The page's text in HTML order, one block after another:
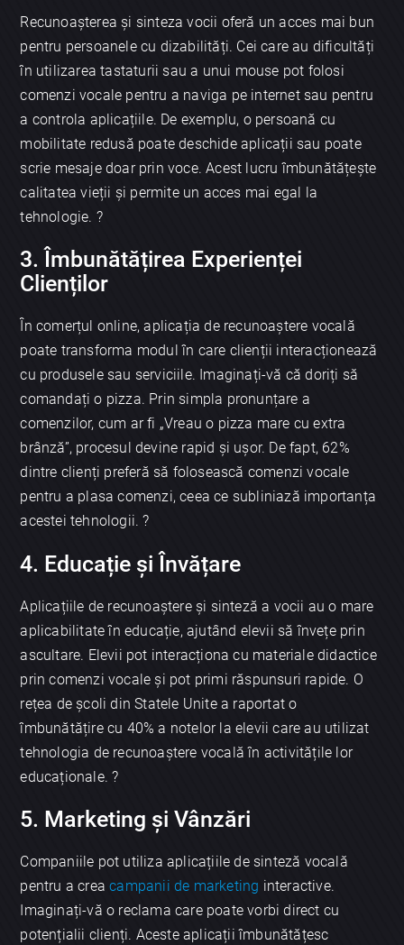
Recunoașterea și sinteza vocii oferă un acces mai bun
pentru persoanele cu dizabilități. Cei care au dificultăți
în utilizarea tastaturii sau a unui mouse pot folosi
comenzi vocale pentru a naviga pe internet sau pentru
a controla aplicațiile. De exemplu, o persoană cu
mobilitate redusă poate deschide aplicații sau poate
scrie mesaje doar prin voce. Acest lucru îmbunătățește
calitatea vieții și permite un acces mai egal la
tehnologie. ?
3. Îmbunătățirea Experienței
Clienților
În comerțul online, aplicația de recunoaștere vocală
poate transforma modul în care clienții interacționează
cu produsele sau serviciile. Imaginați-vă că doriți să
comandați o pizza. Prin simpla pronunțare a
comenzilor, cum ar fi „Vreau o pizza mare cu extra
brânză”, procesul devine rapid și ușor. De fapt, 62%
dintre clienți preferă să folosească comenzi vocale
pentru a plasa comenzi, ceea ce subliniază importanța
acestei tehnologii. ?
4. Educație și Învățare
Aplicațiile de recunoaștere și sinteză a vocii au o mare
aplicabilitate în educație, ajutând elevii să învețe prin
ascultare. Elevii pot interacționa cu materiale didactice
prin comenzi vocale și pot primi răspunsuri rapide. O
rețea de școli din Statele Unite a raportat o
îmbunătățire cu 40% a notelor la elevii care au utilizat
tehnologia de recunoaștere vocală în activitățile lor
educaționale. ?
5. Marketing și Vânzări
Companiile pot utiliza aplicațiile de sinteză vocală
pentru a creacampanii de marketing interactive.
Imaginați-vă o reclama care poate vorbi direct cu
potențialii clienți. Aceste aplicații îmbunătățesc